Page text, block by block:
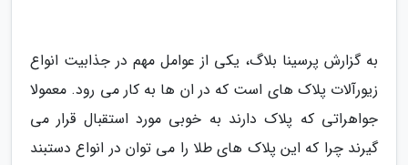
به گزارش پرسینا بلاگ، یکی از عوامل مهم در جذابیت انواع
زیورآلات پلاک های است که در ان ها به کار می رود. معمولا
جواهراتی که پلاک دارند به خوبی مورد استقبال قرار می
گیرند چرا که این پلاک های طلا را می توان در انواع دستبند